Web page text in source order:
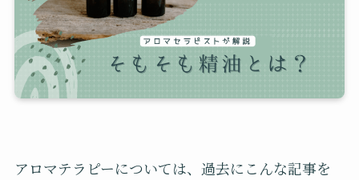
アロマテラピーについては、過去にこんな記事を